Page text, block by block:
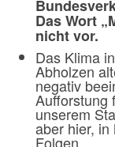
Das Wort
nicht vor.
Das Klima
Abholzen
negativ
Aufforstung
unserem
aber hier,
Folgen.